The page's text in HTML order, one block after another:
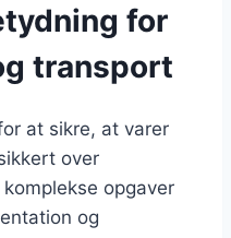
for
transport
at sikre, at varer
over
opgaver
og